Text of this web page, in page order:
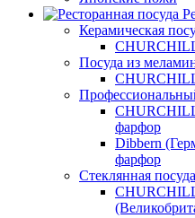
Керамическая
Посуда из
фарфор
Dibbern
фарфор
Стеклянная посуда
CHURCHILL